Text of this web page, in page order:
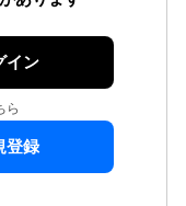
イン
ら
登録